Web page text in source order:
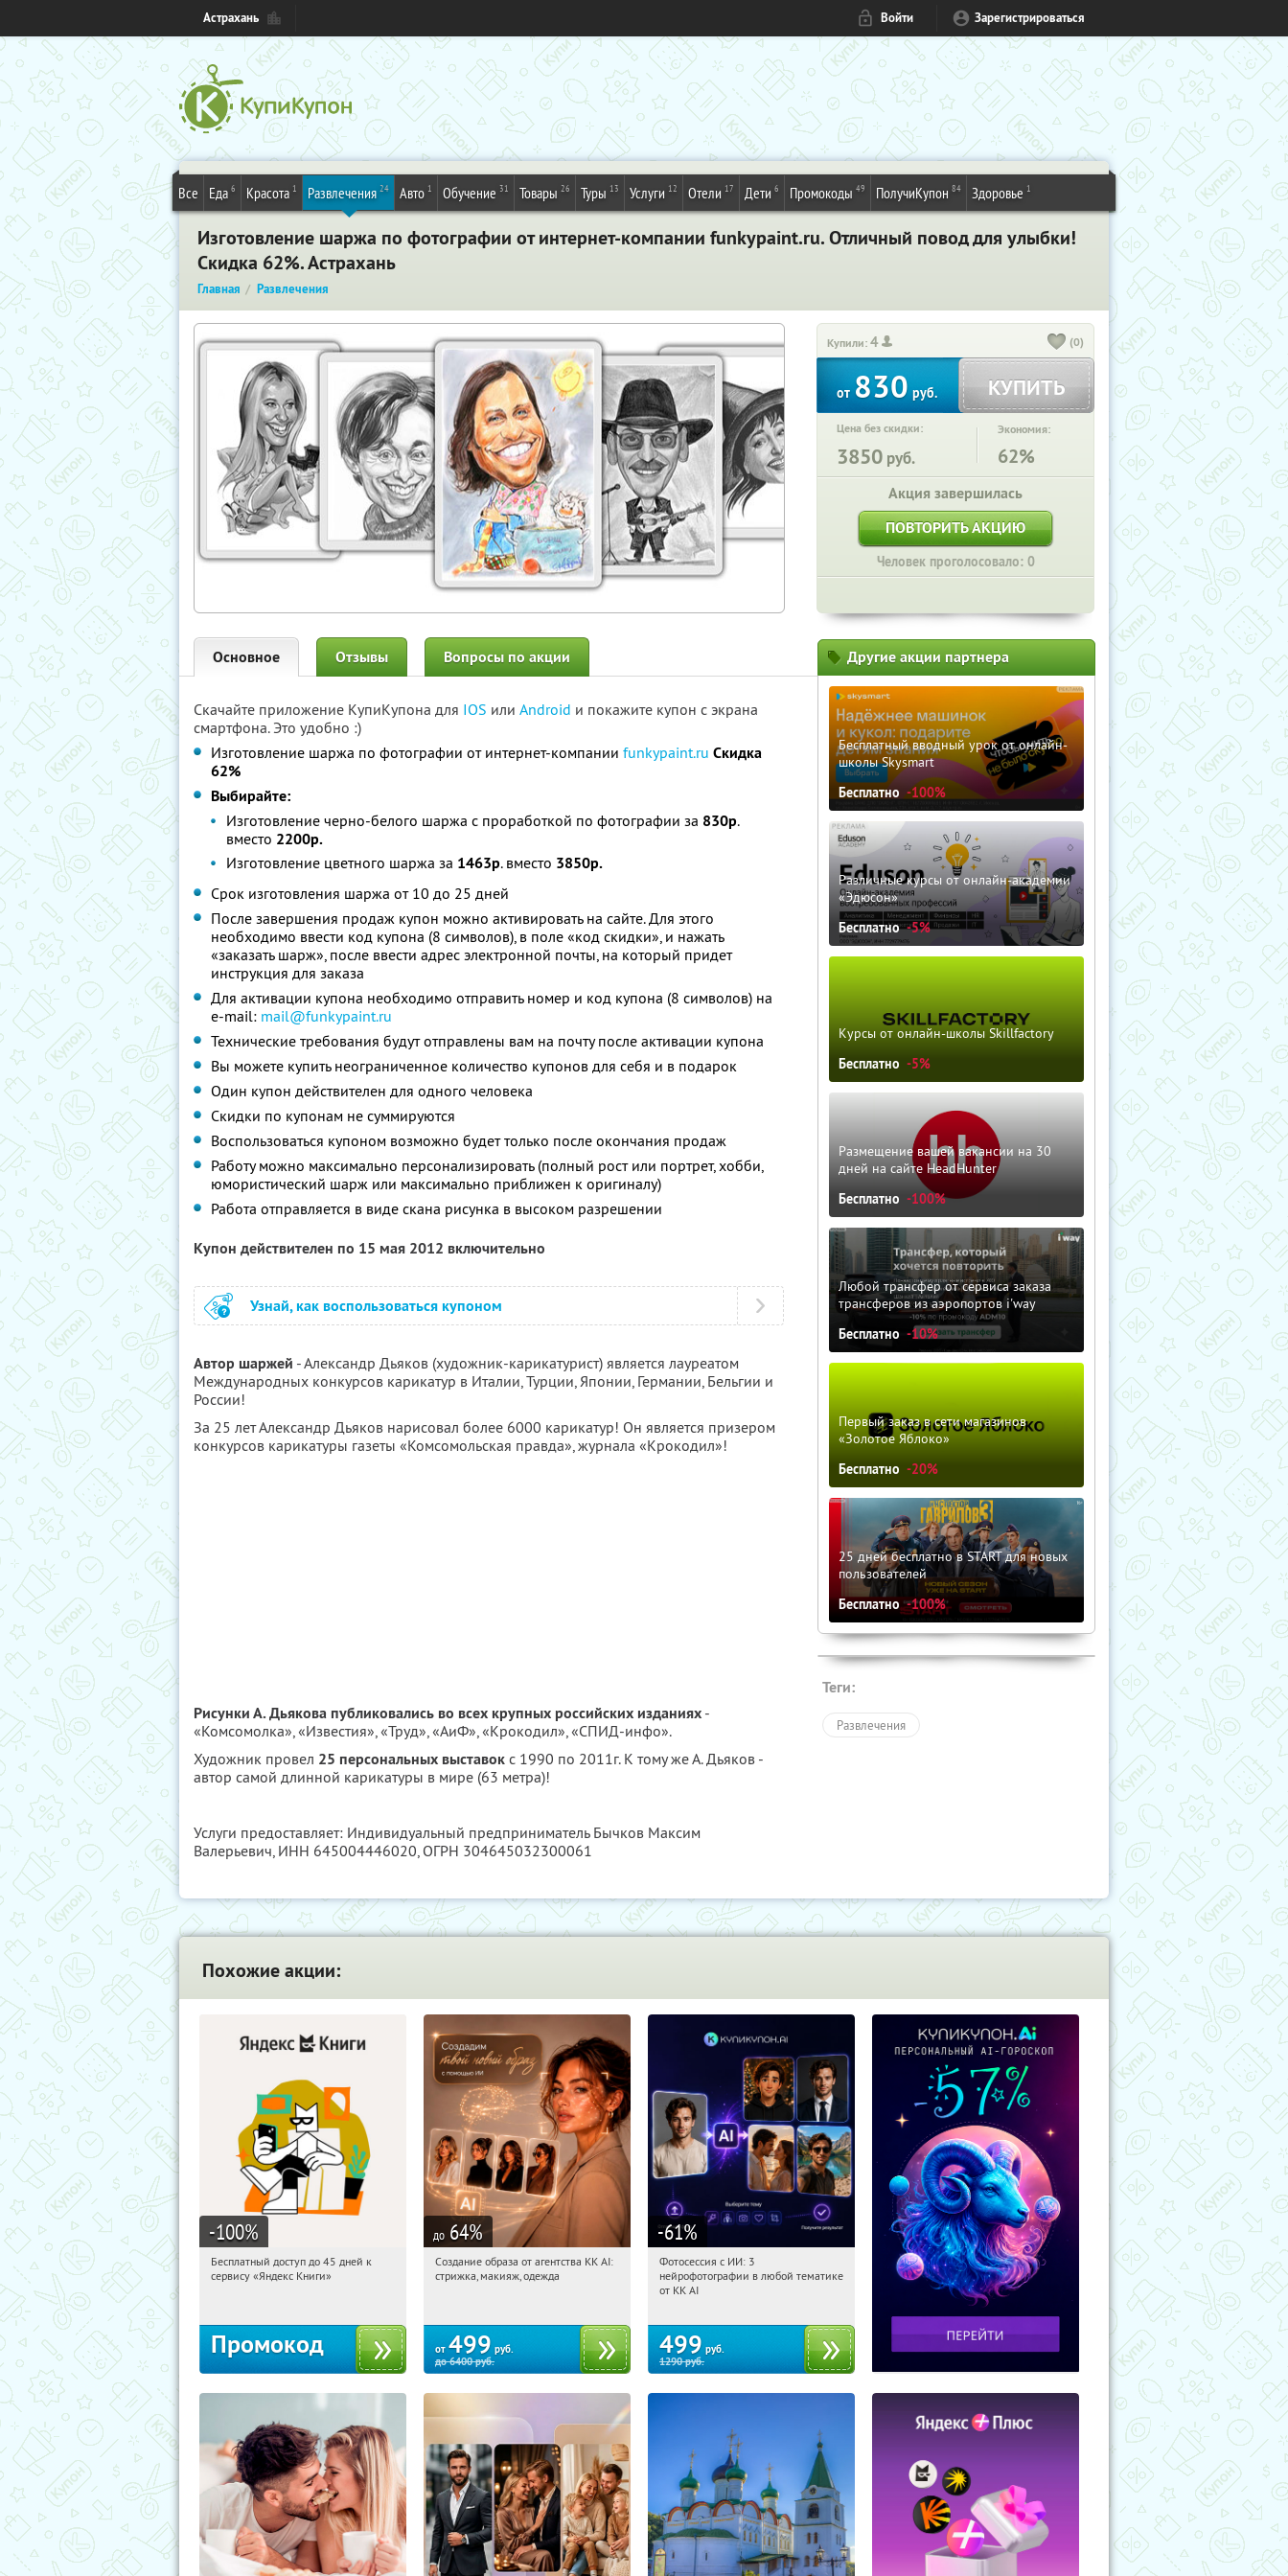
Астрахань Войти Зарегистрироваться
Все Еда 6 Красота 1 Развлечения 24 Авто 1 Обучение 31 Товары 26 Туры 13 Услуги 12 Отели 17 Дети 6 Промокоды 49 ПолучиКупон 84 Здоровье 1
Изготовление шаржа по фотографии от интернет-компании funkypaint.ru. Отличный повод для улыбки!
Скидка 62%. Астрахань
Главная Развлечения
Купили:4 (0)
от830руб. КУПИТЬ
Цена без скидки:
3850 руб.
Экономия:
62%
Акция завершилась
ПОВТОРИТЬ АКЦИЮ
Человек проголосовало: 0
Основное Отзывы Вопросы по акции
Скачайте приложение КупиКупона для IOS или Android и покажите купон с экрана
смартфона. Это удобно :)
Изготовление шаржа по фотографии от интернет-компании funkypaint.ru Скидка
62%
Выбирайте:
Изготовление черно-белого шаржа с проработкой по фотографии за 830р.
вместо 2200р.
Изготовление цветного шаржа за 1463р. вместо 3850р.
Срок изготовления шаржа от 10 до 25 дней
После завершения продаж купон можно активировать на сайте. Для этого
необходимо ввести код купона (8 символов), в поле «код скидки», и нажать
«заказать шарж», после ввести адрес электронной почты, на который придет
инструкция для заказа
Для активации купона необходимо отправить номер и код купона (8 символов) на
e-mail: mail@funkypaint.ru
Технические требования будут отправлены вам на почту после активации купона
Вы можете купить неограниченное количество купонов для себя и в подарок
Один купон действителен для одного человека
Скидки по купонам не суммируются
Воспользоваться купоном возможно будет только после окончания продаж
Работу можно максимально персонализировать (полный рост или портрет, хобби,
юмористический шарж или максимально приближен к оригиналу)
Работа отправляется в виде скана рисунка в высоком разрешении
Купон действителен по 15 мая 2012 включительно
Узнай, как воспользоваться купоном
Автор шаржей - Александр Дьяков (художник-карикатурист) является лауреатом
Международных конкурсов карикатур в Италии, Турции, Японии, Германии, Бельгии и
России!
За 25 лет Александр Дьяков нарисовал более 6000 карикатур! Он является призером
конкурсов карикатуры газеты «Комсомольская правда», журнала «Крокодил»!
Рисунки А. Дьякова публиковались во всех крупных российских изданиях -
«Комсомолка», «Известия», «Труд», «АиФ», «Крокодил», «СПИД-инфо».
Художник провел 25 персональных выставок с 1990 по 2011г. К тому же А. Дьяков -
автор самой длинной карикатуры в мире (63 метра)!
Услуги предоставляет: Индивидуальный предприниматель Бычков Максим
Валерьевич, ИНН 645004446020, ОГРН 304645032300061
Другие акции партнера
Бесплатный вводный урок от онлайн-
школы Skysmart
Бесплатно -100%
Различные курсы от онлайн-академии
«Эдюсон»
Бесплатно -5%
Курсы от онлайн-школы Skillfactory
Бесплатно -5%
Размещение вашей вакансии на 30
дней на сайте HeadHunter
Бесплатно -100%
Любой трансфер от сервиса заказа
трансферов из аэропортов i'way
Бесплатно -10%
Первый заказ в сети магазинов
«Золотое Яблоко»
Бесплатно -20%
25 дней бесплатно в START для новых
пользователей
Бесплатно -100%
Теги:
Развлечения
Похожие акции:
-100%
21:38:54
Получи первым!
Бесплатный доступ до 45 дней к
сервису «Яндекс Книги»
Промокод
до 64%
21:38:54 Купили:64
Создание образа от агентства KK AI:
стрижка, макияж, одежда
от 499 руб.
до6400руб.
-61%
21:38:54
Россия
Фотосессия с ИИ: 3
нейрофотографии в любой тематике
от KK AI
499 руб.
1290руб.